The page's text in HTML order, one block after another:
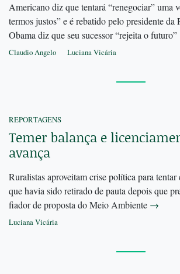
Americano diz que tentará “renegociar” uma
termos justos” e é rebatido pelo presidente da
Obama diz que seu sucessor “rejeita o futuro”
Claudio Angelo Luciana Vicária
REPORTAGENS
Temer balança e
avança
Ruralistas aproveitam crise política para
que havia sido retirado de pauta depois que
fiador de proposta do Meio Ambiente →
Luciana Vicária